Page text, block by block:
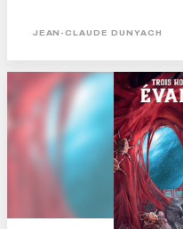
auparavant une courte novella
JEAN-CLAUDE DUNYACH